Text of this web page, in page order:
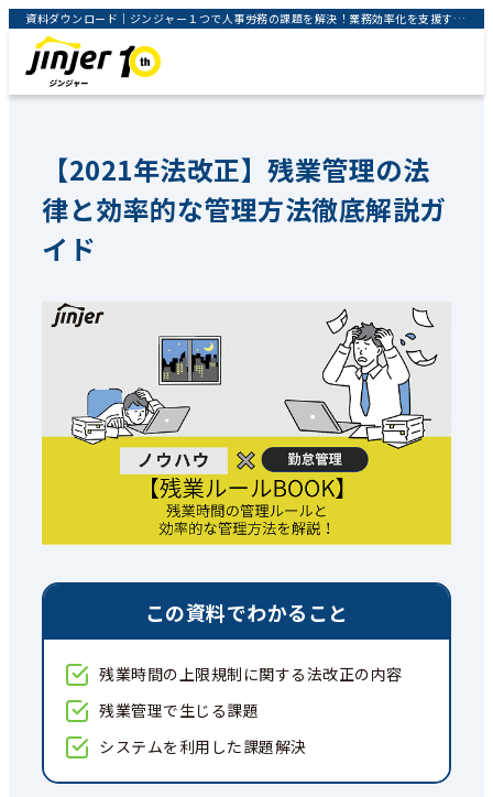
資料ダウンロード｜ジンジャー１つで人事労務の課題を解決！業務効率化を支援するクラウドサービス｜jinjer株式会社
【2021年法改正】残業管理の法
律と効率的な管理方法徹底解説ガ
イド
この資料でわかること
残業時間の上限規制に関する法改正の内容
残業管理で生じる課題
システムを利用した課題解決